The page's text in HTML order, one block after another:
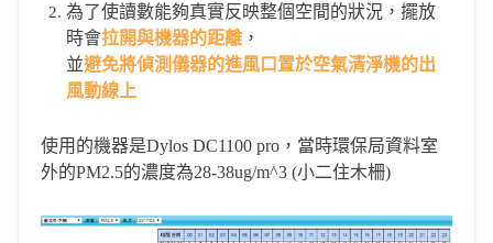
為了使讀數能夠真實反映整個空間的狀況，擺放
時會拉開與機器的距離，
並避免將偵測儀器的進風口置於空氣清淨機的出
風動線上
使用的機器是Dylos DC1100 pro， 當時環保局資料室
外的PM2.5的濃度為28-38ug/m^3 (小二住木柵)